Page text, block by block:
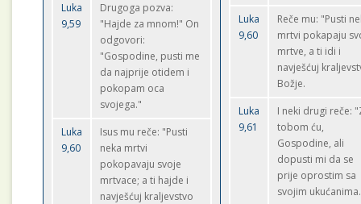
Luka
9,59
Drugoga pozva:
"Hajde za mnom!" On
odgovori:
"Gospodine, pusti me
da najprije otidem i
pokopam oca
svojega."
Luka
9,60
Isus mu reče: "Pusti
neka mrtvi
pokopavaju svoje
mrtvace; a ti hajde i
navješćuj kraljevstvo
Luka
9,60
Reče mu: "Pusti
mrtvi pokapaju
mrtve, a ti idi i
navješćuj
Božje.
Luka
9,61
I neki drugi reče:
tobom ću,
Gospodine, ali
dopusti mi da se
prije oprostim sa
svojim ukućanima.